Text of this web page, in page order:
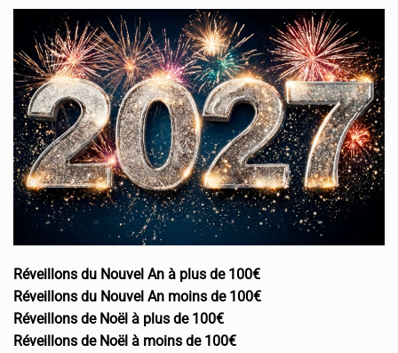
Réveillons du Nouvel An à plus de 100€
Réveillons du Nouvel An moins de 100€
Réveillons de Noël à plus de 100€
Réveillons de Noël à moins de 100€